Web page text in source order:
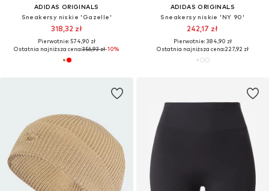
ADIDAS ORIGINALS
Sneakersy niskie 'Gazelle'
318,32 zł
Pierwotnie: 574,90 zł
Ostatnia najniższa cena:356,93 zł-10%
ADIDAS ORIGINALS
Sneakersy niskie 'NY 90'
242,17 zł
Pierwotnie: 384,90 zł
Ostatnia najniższa cena:227,92 zł